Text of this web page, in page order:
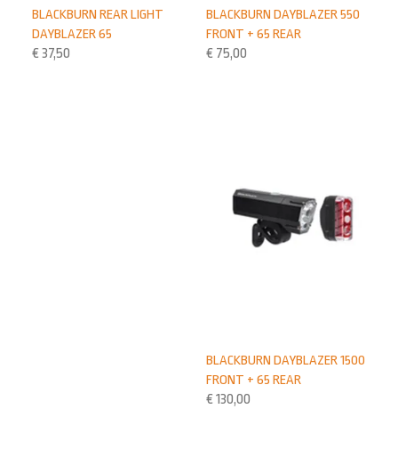
BLACKBURN DAYBLAZER 550
FRONT + 65 REAR
€ 75,00
BLACKBURN REAR LIGHT
DAYBLAZER 65
€ 37,50
BLACKBURN DAYBLAZER 1500
FRONT + 65 REAR
€ 130,00